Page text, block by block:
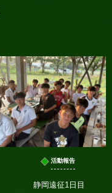
活動報告
静岡遠征1日目